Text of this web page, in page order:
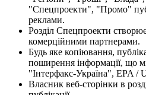
"Спецпроекти", "Промо"
реклами.
Розділ Спецпроекти
комерційними партнерами.
Будь яке копіювання,
поширення інформації, що
"Інтерфакс-Україна", EPA /
Власник веб-сторінки в